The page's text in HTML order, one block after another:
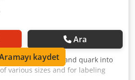
Ara
for filling yogurt and quark into
various sizes and for labeling
kaydet